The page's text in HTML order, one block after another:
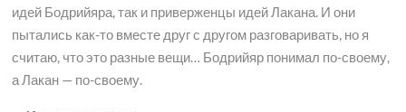
идей Бодрийяра, так и приверженцы идей Лакана. И они
пытались как-то вместе друг с другом разговаривать, но я
считаю, что это разные вещи… Бодрийяр понимал по-своему,
а Лакан — по-своему.